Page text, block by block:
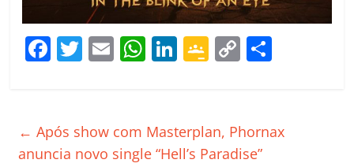
F
e
b
T
er
E
l
W
s
A
Li
e
dI
G
gl
e
C
y
Li
p
← Após show com Masterplan, Phornax
anuncia novo single “Hell’s Paradise”